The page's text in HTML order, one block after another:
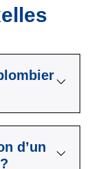
d’un